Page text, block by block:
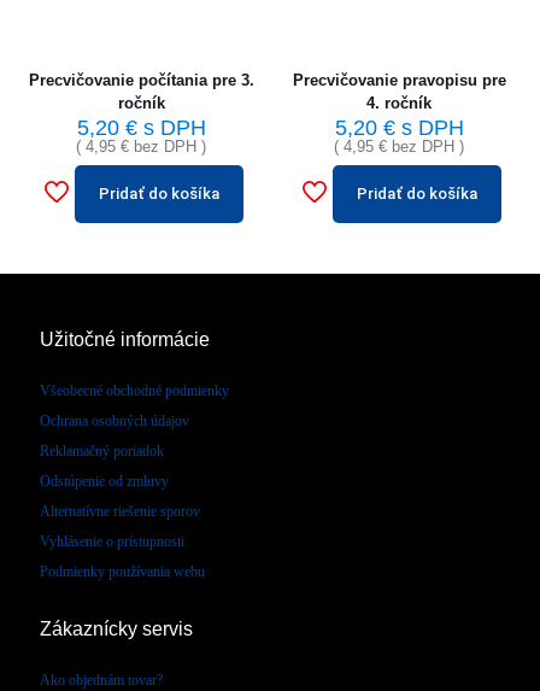
Precvičovanie počítania pre 3.
ročník
5,20 €s DPH
( 4,95 € bez DPH )
Pridať do košíka
Precvičovanie pravopisu pre
4. ročník
5,20 €s DPH
( 4,95 € bez DPH )
Pridať do košíka
Užitočné informácie
Všeobecné obchodné podmienky
Ochrana osobných údajov
Reklamačný poriadok
Odstúpenie od zmluvy
Alternatívne riešenie sporov
Vyhlásenie o prístupnosti
Podmienky používania webu
Zákaznícky servis
Ako objednám tovar?